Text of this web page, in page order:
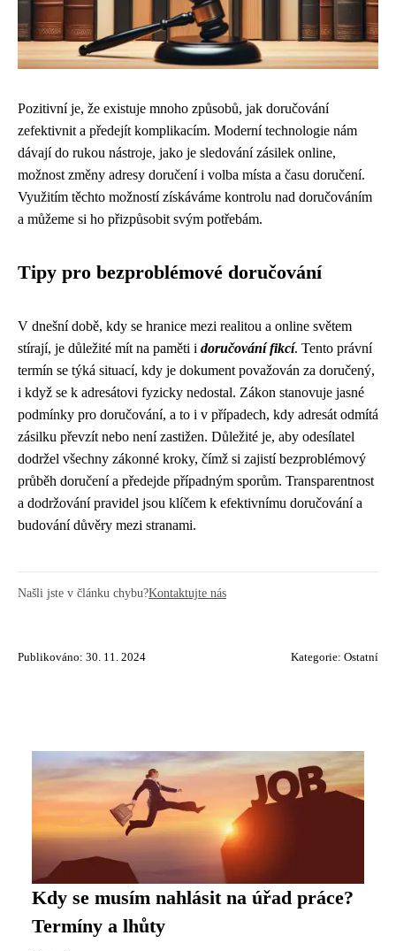
Pozitivní je, že existuje mnoho způsobů, jak doručování
zefektivnit a předejít komplikacím. Moderní technologie nám
dávají do rukou nástroje, jako je sledování zásilek online,
možnost změny adresy doručení i volba místa a času doručení.
Využitím těchto možností získáváme kontrolu nad doručováním
a můžeme si ho přizpůsobit svým potřebám.
Tipy pro bezproblémové doručování
V dnešní době, kdy se hranice mezi realitou a online světem
stírají, je důležité mít na paměti i doručování fikcí. Tento právní
termín se týká situací, kdy je dokument považován za doručený,
i když se k adresátovi fyzicky nedostal. Zákon stanovuje jasné
podmínky pro doručování, a to i v případech, kdy adresát odmítá
zásilku převzít nebo není zastižen. Důležité je, aby odesílatel
dodržel všechny zákonné kroky, čímž si zajistí bezproblémový
průběh doručení a předejde případným sporům. Transparentnost
a dodržování pravidel jsou klíčem k efektivnímu doručování a
budování důvěry mezi stranami.
Našli jste v článku chybu?Kontaktujte nás
Publikováno: 30. 11. 2024 Kategorie: Ostatní
Kdy se musím nahlásit na úřad práce?
Termíny a lhůty